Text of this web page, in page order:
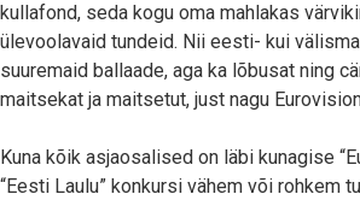
kullafond, seda kogu oma mahlakas
ülevoolavaid tundeid. Nii eesti- kui
suuremaid ballaade, aga ka lõbusat ning
maitsekat ja maitsetut, just nagu
Kuna kõik asjaosalised on läbi kunagise
“Eesti Laulu” konkursi vähem või rohkem